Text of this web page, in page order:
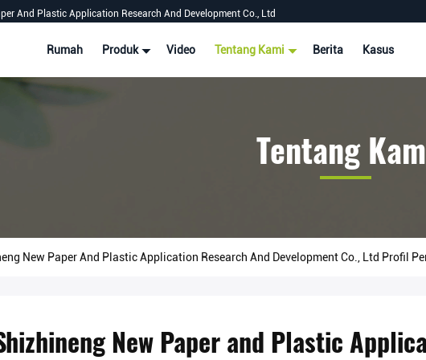
And Plastic Application Research And Development Co., Ltd
Rumah Produk Video Tentang Kami Berita Kasus
Tentang
New Paper And Plastic Application Research And Development Co., Ltd Profil
New Paper and Plastic